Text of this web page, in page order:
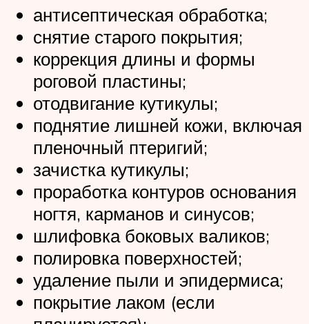
антисептическая обработка;
снятие старого покрытия;
коррекция длины и формы
роговой пластины;
отодвигание кутикулы;
поднятие лишней кожи, включая
пленочный птеригий;
зачистка кутикулы;
проработка контуров основания
ногтя, карманов и синусов;
шлифовка боковых валиков;
полировка поверхностей;
удаление пыли и эпидермиса;
покрытие лаком (если